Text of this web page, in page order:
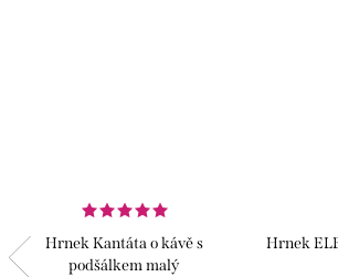
Hrnek Kantáta o kávě s
podšálkem malý
Hrnek